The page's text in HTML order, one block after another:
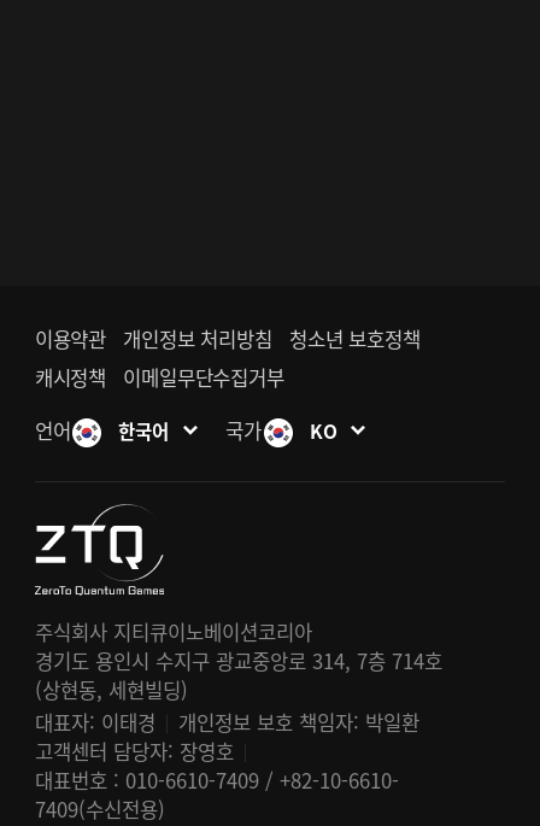
이용약관 개인정보 처리방침
청소년 보호정책
캐시정책
이메일무단수집거부
언어
한국어 국가 KO
주식회사 지티큐이노베이션코리아
경기도 용인시 수지구 광교중앙로 314, 7층 714호
(상현동, 세현빌딩)
대표자: 이태경
개인정보 보호 책임자: 박일환
고객센터 담당자: 장영호
대표번호 : 010-6610-7409 / +82-10-6610-
7409(수신전용)